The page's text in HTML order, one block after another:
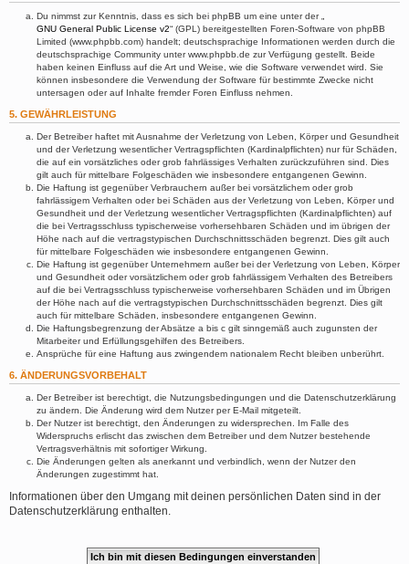
Du nimmst zur Kenntnis, dass es sich bei phpBB um eine unter der „
GNU General Public License v2“ (GPL) bereitgestellten Foren-Software von phpBB
Limited (www.phpbb.com) handelt; deutschsprachige Informationen werden durch die
deutschsprachige Community unter www.phpbb.de zur Verfügung gestellt. Beide
haben keinen Einfluss auf die Art und Weise, wie die Software verwendet wird. Sie
können insbesondere die Verwendung der Software für bestimmte Zwecke nicht
untersagen oder auf Inhalte fremder Foren Einfluss nehmen.
5. GEWÄHRLEISTUNG
Der Betreiber haftet mit Ausnahme der Verletzung von Leben, Körper und Gesundheit
und der Verletzung wesentlicher Vertragspflichten (Kardinalpflichten) nur für Schäden,
die auf ein vorsätzliches oder grob fahrlässiges Verhalten zurückzuführen sind. Dies
gilt auch für mittelbare Folgeschäden wie insbesondere entgangenen Gewinn.
Die Haftung ist gegenüber Verbrauchern außer bei vorsätzlichem oder grob
fahrlässigem Verhalten oder bei Schäden aus der Verletzung von Leben, Körper und
Gesundheit und der Verletzung wesentlicher Vertragspflichten (Kardinalpflichten) auf
die bei Vertragsschluss typischerweise vorhersehbaren Schäden und im übrigen der
Höhe nach auf die vertragstypischen Durchschnittsschäden begrenzt. Dies gilt auch
für mittelbare Folgeschäden wie insbesondere entgangenen Gewinn.
Die Haftung ist gegenüber Unternehmern außer bei der Verletzung von Leben, Körper
und Gesundheit oder vorsätzlichem oder grob fahrlässigem Verhalten des Betreibers
auf die bei Vertragsschluss typischerweise vorhersehbaren Schäden und im Übrigen
der Höhe nach auf die vertragstypischen Durchschnittsschäden begrenzt. Dies gilt
auch für mittelbare Schäden, insbesondere entgangenen Gewinn.
Die Haftungsbegrenzung der Absätze a bis c gilt sinngemäß auch zugunsten der
Mitarbeiter und Erfüllungsgehilfen des Betreibers.
Ansprüche für eine Haftung aus zwingendem nationalem Recht bleiben unberührt.
6. ÄNDERUNGSVORBEHALT
Der Betreiber ist berechtigt, die Nutzungsbedingungen und die Datenschutzerklärung
zu ändern. Die Änderung wird dem Nutzer per E-Mail mitgeteilt.
Der Nutzer ist berechtigt, den Änderungen zu widersprechen. Im Falle des
Widerspruchs erlischt das zwischen dem Betreiber und dem Nutzer bestehende
Vertragsverhältnis mit sofortiger Wirkung.
Die Änderungen gelten als anerkannt und verbindlich, wenn der Nutzer den
Änderungen zugestimmt hat.
Informationen über den Umgang mit deinen persönlichen Daten sind in der
Datenschutzerklärung enthalten.